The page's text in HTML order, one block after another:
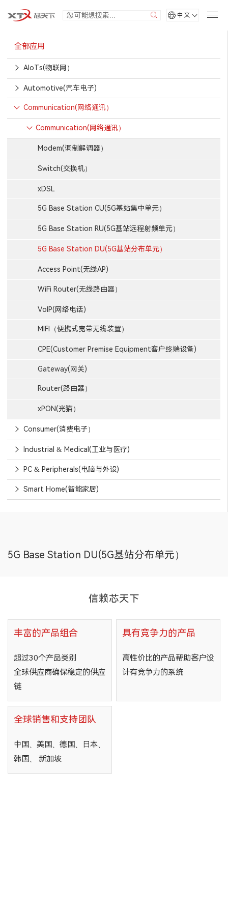
中文
全部应用
AIoTs(物联网）
Automotive(汽车电子)
Communication(网络通讯）
Communication(网络通讯）
Modem(调制解调器）
Switch(交换机）
xDSL
5G Base Station CU(5G基站集中单元）
5G Base Station RU(5G基站远程射频单元）
5G Base Station DU(5G基站分布单元）
Access Point(无线AP)
WiFi Router(无线路由器）
VoIP(网络电话)
MIFI（便携式宽带无线装置）
CPE(Customer Premise Equipment客户终端设备)
Gateway(网关)
Router(路由器）
xPON(光猫）
Consumer(消费电子）
Industrial & Medical(工业与医疗)
PC & Peripherals(电脑与外设)
Smart Home(智能家居)
5G Base Station DU(5G基站分布单元）
信赖芯天下
丰富的产品组合
超过30个产品类别
全球供应商确保稳定的供应
链
具有竞争力的产品
高性价比的产品帮助客户设
计有竞争力的系统
全球销售和支持团队
中国、美国、德国、日本、
韩国、 新加坡